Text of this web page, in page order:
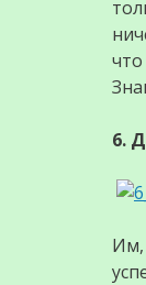
6.
Им,